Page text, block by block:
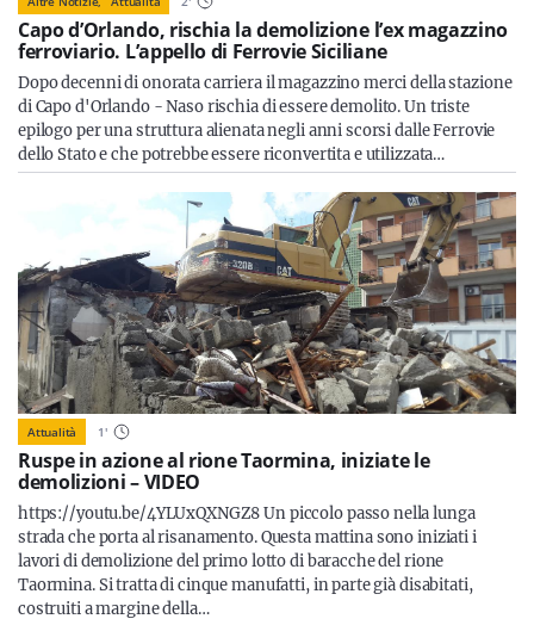
Capo d’Orlando, rischia la demolizione l’ex magazzino
ferroviario. L’appello di Ferrovie Siciliane
Dopo decenni di onorata carriera il magazzino merci della stazione
di Capo d'Orlando - Naso rischia di essere demolito. Un triste
epilogo per una struttura alienata negli anni scorsi dalle Ferrovie
dello Stato e che potrebbe essere riconvertita e utilizzata…
Attualità 1'
Ruspe in azione al rione Taormina, iniziate le
demolizioni – VIDEO
https://youtu.be/4YLUxQXNGZ8 Un piccolo passo nella lunga
strada che porta al risanamento. Questa mattina sono iniziati i
lavori di demolizione del primo lotto di baracche del rione
Taormina. Si tratta di cinque manufatti, in parte già disabitati,
costruiti a margine della…